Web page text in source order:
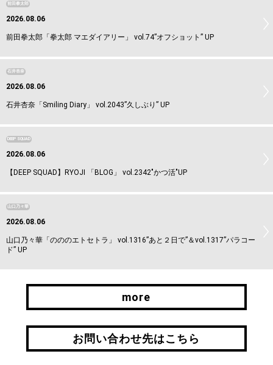
前田拳太郎
2026.08.06
前田拳太郎「拳太郎 マエダイアリー」 vol.74”オフショット” UP
石井杏奈
2026.08.06
石井杏奈「Smiling Diary」 vol.2043”久しぶり” UP
DEEP SQUAD
2026.08.06
【DEEP SQUAD】RYOJI 「BLOG」 vol.2342"かつ活"UP
山口乃々華
2026.08.06
山口乃々華「のののエトセトラ」 vol.1316”あと２日で”＆vol.1317”パラコー
ド” UP
more
more
お問い合わせ先はこちら
お問い合わせ先はこちら
引継ぎはこちら